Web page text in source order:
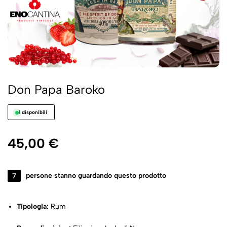
Don Papa Baroko
1 disponibili
45,00 €
7 persone stanno guardando questo prodotto
Tipologia: Rum